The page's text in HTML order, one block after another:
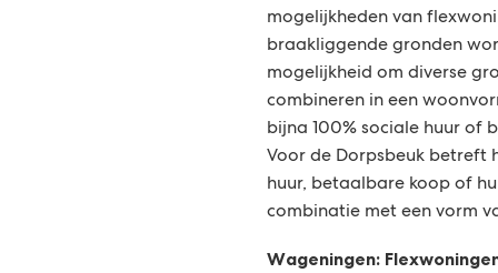
mogelijkheden van
braakliggende gronden
mogelijkheid om diverse
combineren in een
bijna 100% sociale huur of
Voor de Dorpsbeuk betreft
huur, betaalbare koop of
combinatie met een vorm
Wageningen: